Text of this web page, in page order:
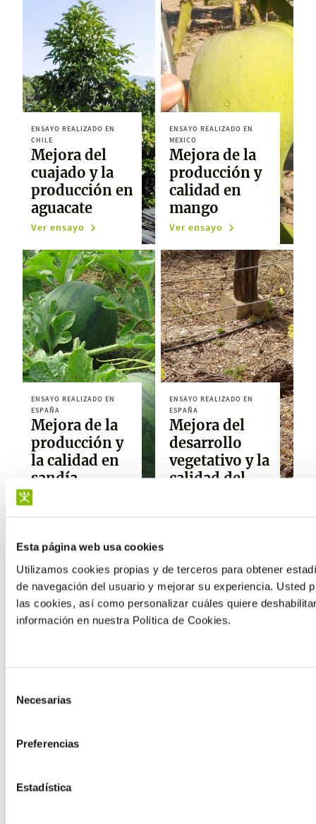
Esta página web usa cookies
Utilizamos cookies propias y de terceros para obtener
de navegación del usuario y mejorar su experiencia. Usted
las cookies, así como personalizar cuáles quiere
información en nuestra Política de Cookies.
Necesarias
Preferencias
Estadística
Ver ensayo
ENSAYO REALIZADO EN
CHILE
Mejora del
cuajado y la
producción en
aguacate
Ver ensayo
ENSAYO REALIZADO EN
MEXICO
Mejora de la
producción y
calidad en
mango
Ver ensayo
ENSAYO REALIZADO EN
ESPAÑA
Mejora de la
producción y
la calidad en
sandía
ENSAYO REALIZADO EN
ESPAÑA
Mejora del
desarrollo
vegetativo y la
calidad del
Incremento
alcachofa